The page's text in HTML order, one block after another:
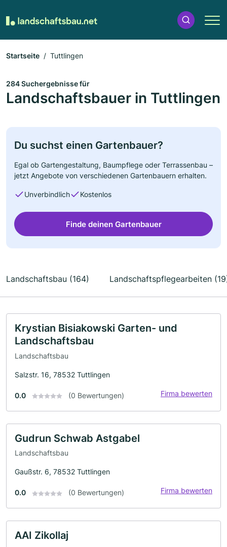
Startseite Tuttlingen
284 Suchergebnisse für
Landschaftsbauer in Tuttlingen
Du suchst einen Gartenbauer?
Egal ob Gartengestaltung, Baumpflege oder Terrassenbau –
jetzt Angebote von verschiedenen Gartenbauern erhalten.
Unverbindlich Kostenlos
Finde deinen Gartenbauer
Landschaftsbau (164) Landschaftspflegearbeiten
Krystian Bisiakowski Garten- und
Landschaftsbau
Landschaftsbau
Salzstr. 16, 78532 Tuttlingen
0.0 (0 Bewertungen) Firma bewerten
Gudrun Schwab Astgabel
Landschaftsbau
Gaußstr. 6, 78532 Tuttlingen
0.0 (0 Bewertungen) Firma bewerten
AAI Zikollaj